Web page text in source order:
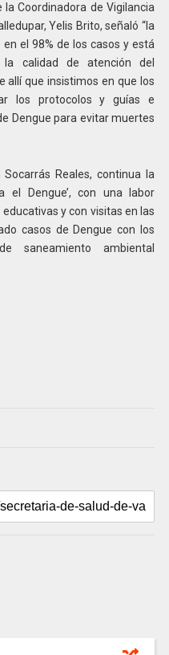
Coordinadora de Vigilancia
Yelis Brito, señaló “la
el 98% de los casos y está
la calidad de atención del
allí que insistimos en que los
los protocolos y guías e
Dengue para evitar muertes
Reales, continua la
el Dengue’, con una labor
y con visitas en las
casos de Dengue con los
saneamiento ambiental